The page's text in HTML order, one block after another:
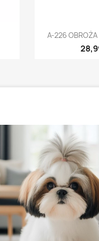

A-226